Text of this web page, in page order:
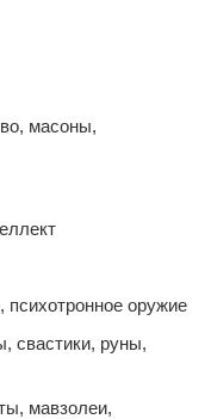
масоны,
психотронное оружие
свастики, руны,
мавзолеи,